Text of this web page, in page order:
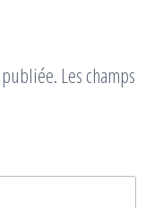
publiée. Les champs